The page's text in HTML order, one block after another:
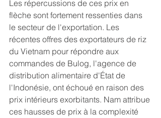
Les répercussions de ces prix en
flèche sont fortement ressenties dans
le secteur de l'exportation. Les
récentes offres des exportateurs de riz
du Vietnam pour répondre aux
commandes de Bulog, l'agence de
distribution alimentaire d'État de
l'Indonésie, ont échoué en raison des
prix intérieurs exorbitants. Nam attribue
ces hausses de prix à la complexité